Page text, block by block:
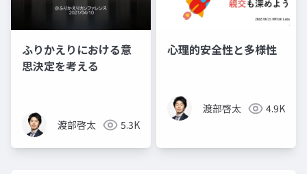
ふりかえりにおける意
思決定を考える
渡部啓太 5.3K
心理的安全性と多様性
渡部啓太 4.9K